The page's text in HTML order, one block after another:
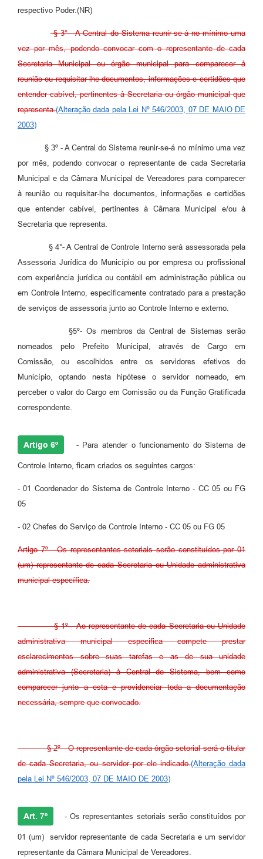
respectivo Poder.(NR)
§ 3° - A Central do Sistema reunir-se-á no mínimo uma
vez por mês, podendo convocar com o representante de cada
Secretaria Municipal ou órgão municipal para comparecer à
reunião ou requisitar-lhe documentos, informações e certidões que
entender cabível, pertinentes à Secretaria ou órgão municipal que
representa.(Alteração dada pela Lei Nº 546/2003, 07 DE MAIO DE
2003)
§ 3º - A Central do Sistema reunir-se-á no mínimo uma vez
por mês, podendo convocar o representante de cada Secretaria
Municipal e da Câmara Municipal de Vereadores para comparecer
à reunião ou requisitar-lhe documentos, informações e certidões
que entender cabível, pertinentes à Câmara Municipal e/ou à
Secretaria que representa.
§ 4°- A Central de Controle Interno será assessorada pela
Assessoria Jurídica do Município ou por empresa ou profissional
com experiência jurídica ou contábil em administração pública ou
em Controle Interno, especificamente contratado para a prestação
de serviços de assessoria junto ao Controle Interno e externo.
§5º- Os membros da Central de Sistemas serão
nomeados pelo Prefeito Municipal, através de Cargo em
Comissão, ou escolhidos entre os servidores efetivos do
Município, optando nesta hipótese o servidor nomeado, em
perceber o valor do Cargo em Comissão ou da Função Gratificada
correspondente.
Artigo 6º - Para atender o funcionamento do Sistema de
Controle Interno, ficam criados os seguintes cargos:
- 01 Coordenador do Sistema de Controle Interno - CC 05 ou FG
05
- 02 Chefes do Serviço de Controle Interno - CC 05 ou FG 05
Artigo 7º - Os representantes setoriais serão constituídos por 01
(um) representante de cada Secretaria ou Unidade administrativa
municipal específica.
§ 1º - Ao representante de cada Secretaria ou Unidade
administrativa municipal especifica compete prestar
esclarecimentos sobre suas tarefas e as de sua unidade
administrativa (Secretaria) à Central do Sistema, bem como
comparecer junto a esta e providenciar toda a documentação
necessária, sempre que convocado.
§ 2º - O representante de cada órgão setorial será o titular
de cada Secretaria, ou servidor por ele indicado.(Alteração dada
pela Lei Nº 546/2003, 07 DE MAIO DE 2003)
Art. 7º - Os representantes setoriais serão constituídos por
01 (um) servidor representante de cada Secretaria e um servidor
representante da Câmara Municipal de Vereadores.